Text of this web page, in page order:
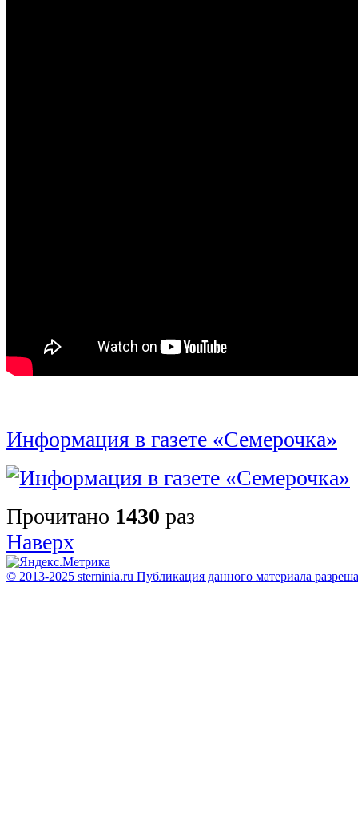
Информация в газете «Семерочка»
Прочитано 1430 раз
Наверх
© 2013-2025 sterninia.ru Публикация данного материала